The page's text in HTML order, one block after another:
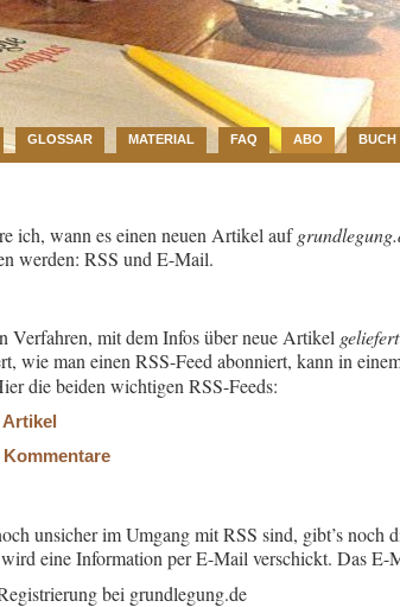
GLOSSAR MATERIAL FAQ ABO BUCH
ich, wann es einen neuen Artikel auf
werden: RSS und E-Mail.
Verfahren, mit dem Infos über neue Artikel geliefert
wie man einen RSS-Feed abonniert, kann in
die beiden wichtigen RSS-Feeds:
unsicher im Umgang mit RSS sind, gibt’s
eine Information per E-Mail verschickt. Das
bei grundlegung.de